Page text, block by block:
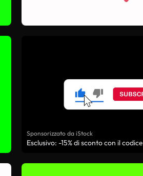
Sponsorizzato da iStock
Esclusivo: -15% di sconto con il codice